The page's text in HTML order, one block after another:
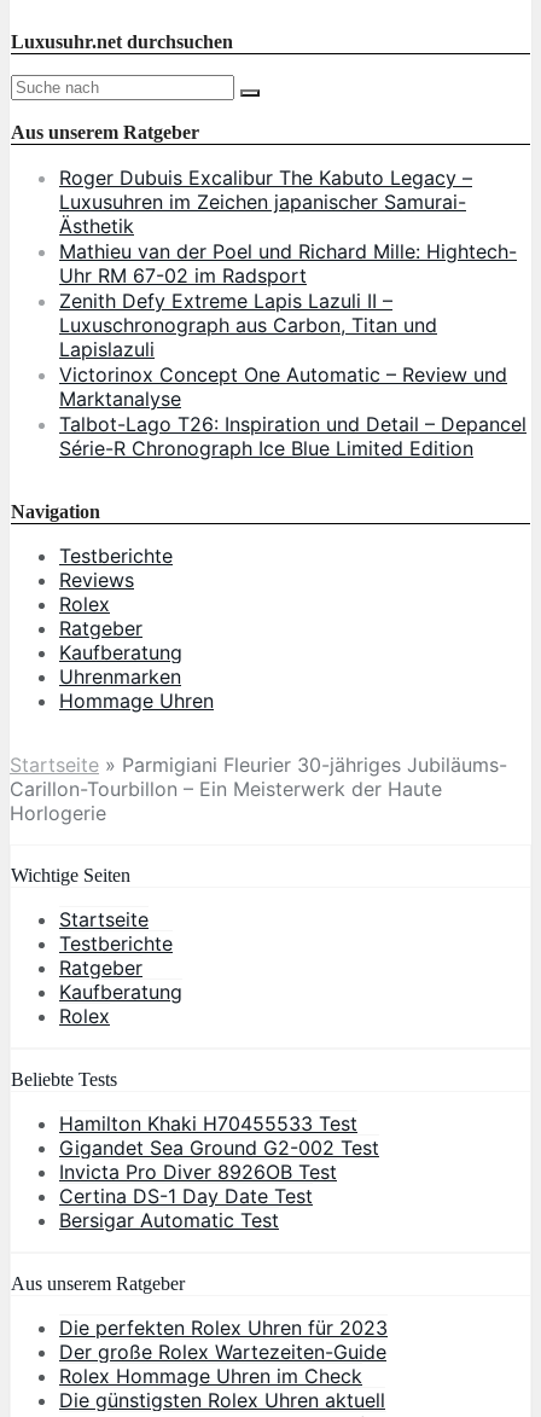
Luxusuhr.net durchsuchen
Aus unserem Ratgeber
Roger Dubuis Excalibur The Kabuto Legacy –
Luxusuhren im Zeichen japanischer Samurai-
Ästhetik
Mathieu van der Poel und Richard Mille: Hightech-
Uhr RM 67-02 im Radsport
Zenith Defy Extreme Lapis Lazuli II –
Luxuschronograph aus Carbon, Titan und
Lapislazuli
Victorinox Concept One Automatic – Review und
Marktanalyse
Talbot-Lago T26: Inspiration und Detail – Depancel
Série-R Chronograph Ice Blue Limited Edition
Navigation
Testberichte
Reviews
Rolex
Ratgeber
Kaufberatung
Uhrenmarken
Hommage Uhren
Startseite » Parmigiani Fleurier 30-jähriges Jubiläums-
Carillon-Tourbillon – Ein Meisterwerk der Haute
Horlogerie
Wichtige Seiten
Startseite
Testberichte
Ratgeber
Kaufberatung
Rolex
Beliebte Tests
Hamilton Khaki H70455533 Test
Gigandet Sea Ground G2-002 Test
Invicta Pro Diver 8926OB Test
Certina DS-1 Day Date Test
Bersigar Automatic Test
Aus unserem Ratgeber
Die perfekten Rolex Uhren für 2023
Der große Rolex Wartezeiten-Guide
Rolex Hommage Uhren im Check
Die günstigsten Rolex Uhren aktuell